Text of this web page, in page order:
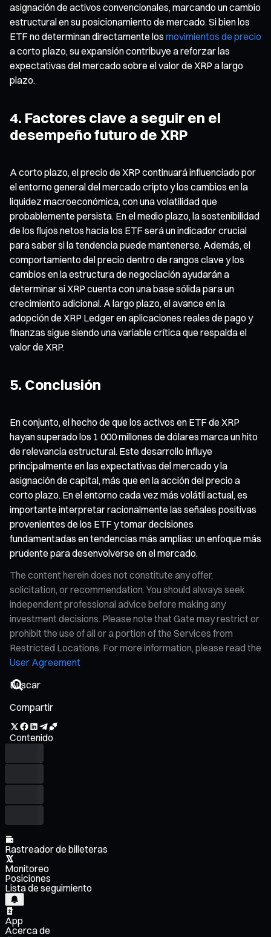
asignación de activos convencionales, marcando un cambio
estructural en su posicionamiento de mercado. Si bien los
ETF no determinan directamente los movimientos de precio
a corto plazo, su expansión contribuye a reforzar las
expectativas del mercado sobre el valor de XRP a largo
plazo.
4. Factores clave a seguir en el
desempeño futuro de XRP
A corto plazo, el precio de XRP continuará influenciado por
el entorno general del mercado cripto y los cambios en la
liquidez macroeconómica, con una volatilidad que
probablemente persista. En el medio plazo, la sostenibilidad
de los flujos netos hacia los ETF será un indicador crucial
para saber si la tendencia puede mantenerse. Además, el
comportamiento del precio dentro de rangos clave y los
cambios en la estructura de negociación ayudarán a
determinar si XRP cuenta con una base sólida para un
crecimiento adicional. A largo plazo, el avance en la
adopción de XRP Ledger en aplicaciones reales de pago y
finanzas sigue siendo una variable crítica que respalda el
valor de XRP.
5. Conclusión
En conjunto, el hecho de que los activos en ETF de XRP
hayan superado los 1 000 millones de dólares marca un hito
de relevancia estructural. Este desarrollo influye
principalmente en las expectativas del mercado y la
asignación de capital, más que en la acción del precio a
corto plazo. En el entorno cada vez más volátil actual, es
importante interpretar racionalmente las señales positivas
provenientes de los ETF y tomar decisiones
fundamentadas en tendencias más amplias: un enfoque más
prudente para desenvolverse en el mercado.
The content herein does not constitute any offer,
solicitation, or recommendation. You should always seek
independent professional advice before making any
investment decisions. Please note that Gate may restrict or
prohibit the use of all or a portion of the Services from
Restricted Locations. For more information, please read the
User Agreement
Compartir
Contenido
Rastreador de billeteras
Monitoreo
Posiciones
Lista de seguimiento
App
Acerca de